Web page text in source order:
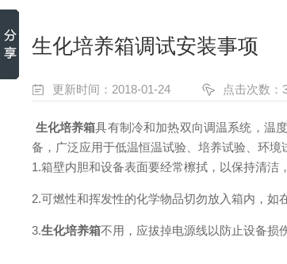
生化培养箱调试安装事项
更新时间：2018-01-24 点击次数：
生化培养箱具有制冷和加热双向调温系统，温
备，广泛应用于低温恒温试验、培养试验、环境
1.箱壁内胆和设备表面要经常檫拭，以保持清洁
2.可燃性和挥发性的化学物品切勿放入箱内，如
3.生化培养箱不用，应拔掉电源线以防止设备损